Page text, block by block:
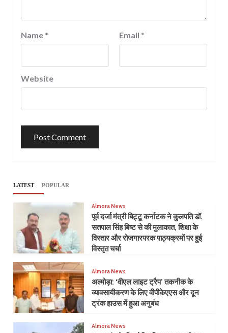
Name * Email *
Website
LATEST POPULAR
Almora News
पूर्व दर्जा मंत्री बिट्टू कर्नाटक ने कुलपति डॉ.
सतपाल सिंह बिष्ट से की मुलाकात, शिक्षा के
विस्तार और रोजगारपरक पाठ्यक्रमों पर हुई
विस्तृत चर्चा
Almora News
अल्मोड़ा: ‘वीएल लाइट ट्रैप’ तकनीक के
व्यावसायीकरण के लिए वीपीकेएएस और दून
ट्रंक हाउस में हुआ अनुबंध
Almora News